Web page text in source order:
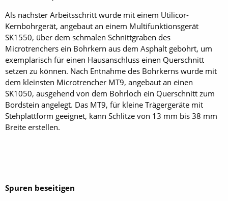
Als nächster Arbeitsschritt wurde mit einem Utilicor-
Kernbohrgerät, angebaut an einem Multifunktionsgerät
SK1550, über dem schmalen Schnittgraben des
Microtrenchers ein Bohrkern aus dem Asphalt gebohrt, um
exemplarisch für einen Hausanschluss einen Querschnitt
setzen zu können. Nach Entnahme des Bohrkerns wurde mit
dem kleinsten Microtrencher MT9, angebaut an einen
SK1050, ausgehend von dem Bohrloch ein Querschnitt zum
Bordstein angelegt. Das MT9, für kleine Trägergeräte mit
Stehplattform geeignet, kann Schlitze von 13 mm bis 38 mm
Breite erstellen.
Spuren beseitigen